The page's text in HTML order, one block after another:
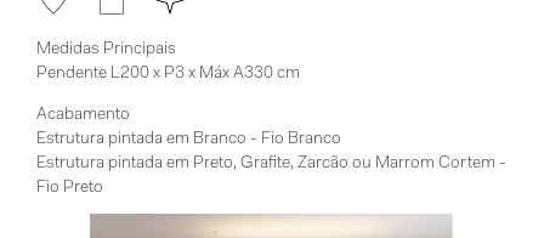
Medidas Principais
Pendente L200 x P3 x Máx A330 cm
Acabamento
Estrutura pintada em Branco - Fio Branco
Estrutura pintada em Preto, Grafite, Zarcão ou Marrom Cortem -
Fio Preto